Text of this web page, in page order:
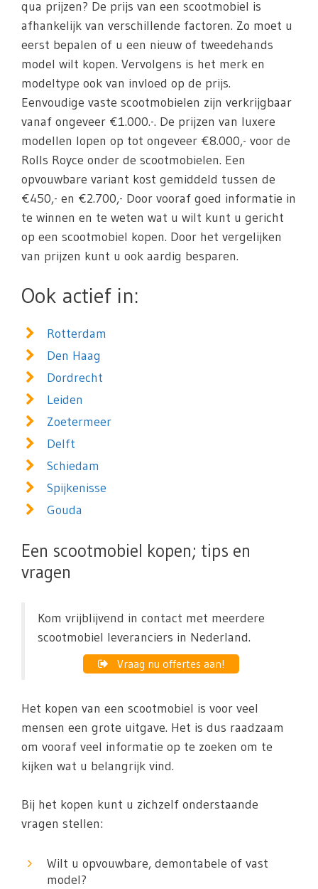
qua prijzen? De prijs van een scootmobiel is
afhankelijk van verschillende factoren. Zo moet u
eerst bepalen of u een nieuw of tweedehands
model wilt kopen. Vervolgens is het merk en
modeltype ook van invloed op de prijs.
Eenvoudige vaste scootmobielen zijn verkrijgbaar
vanaf ongeveer €1.000.-. De prijzen van luxere
modellen lopen op tot ongeveer €8.000,- voor de
Rolls Royce onder de scootmobielen. Een
opvouwbare variant kost gemiddeld tussen de
€450,- en €2.700,- Door vooraf goed informatie in
te winnen en te weten wat u wilt kunt u gericht
op een scootmobiel kopen. Door het vergelijken
van prijzen kunt u ook aardig besparen.
Ook actief in:
Rotterdam
Den Haag
Dordrecht
Leiden
Zoetermeer
Delft
Schiedam
Spijkenisse
Gouda
Een scootmobiel kopen; tips en
vragen
Kom vrijblijvend in contact met meerdere
scootmobiel leveranciers in Nederland.
Vraag nu offertes aan!
Het kopen van een scootmobiel is voor veel
mensen een grote uitgave. Het is dus raadzaam
om vooraf veel informatie op te zoeken om te
kijken wat u belangrijk vind.
Bij het kopen kunt u zichzelf onderstaande
vragen stellen:
Wilt u opvouwbare, demontabele of vast
model?